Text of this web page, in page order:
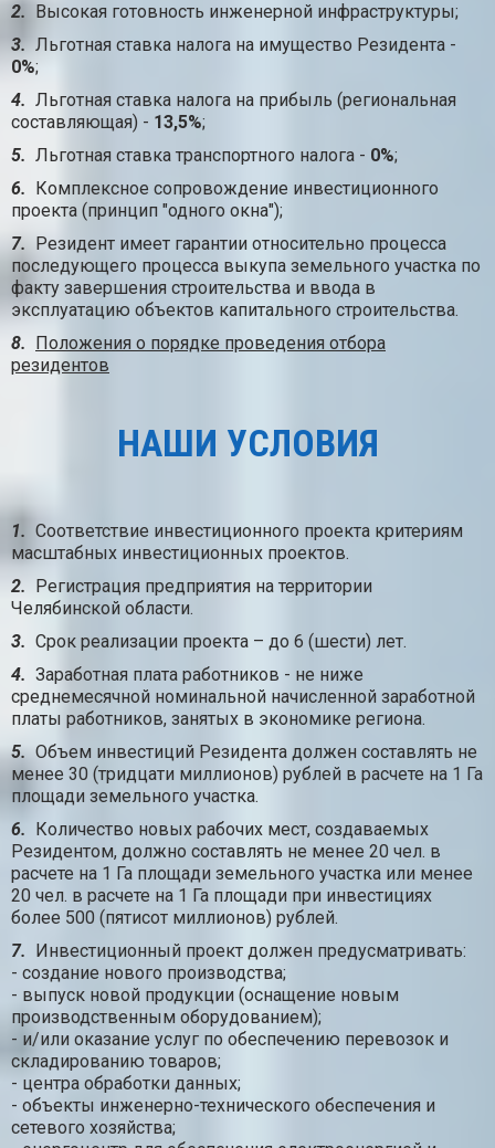
2.
Высокая готовность инженерной инфраструктуры;
3. Льготная ставка налога на имущество Резидента -
0%;
4. Льготная ставка налога на прибыль (региональная
составляющая) - 13,5%;
5. Льготная ставка транспортного налога - 0%;
6.
Комплексное сопровождение инвестиционного
проекта (принцип "одного окна");
7.
Резидент имеет гарантии относительно процесса
последующего процесса выкупа земельного участка по
факту завершения строительства и ввода в
эксплуатацию объектов капитального строительства.
8.
Положения о порядке проведения отбора
резидентов
НАШИ УСЛОВИЯ
1. Соответствие инвестиционного проекта критериям
масштабных инвестиционных проектов.
2.
Регистрация предприятия на территории
Челябинской области.
3. Срок реализации проекта – до 6 (шести) лет.
4. Заработная плата работников - не ниже
среднемесячной номинальной начисленной заработной
платы работников, занятых в экономике региона.
5. Объем инвестиций Резидента должен составлять не
менее 30 (тридцати миллионов) рублей в расчете на 1 Га
площади земельного участка.
6.
Количество новых рабочих мест, создаваемых
Резидентом, должно составлять не менее 20 чел. в
расчете на 1 Га площади земельного участка или менее
20 чел. в расчете на 1 Га площади при инвестициях
более 500 (пятисот миллионов) рублей.
7.
Инвестиционный проект должен предусматривать:
- создание нового производства;
- выпуск новой продукции (оснащение новым
производственным оборудованием);
- и/или оказание услуг по обеспечению перевозок и
складированию товаров;
- центра обработки данных;
- объекты инженерно-технического обеспечения и
сетевого хозяйства;